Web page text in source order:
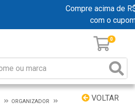
Compre acima de
com o
0
VOLTAR
ORGANIZADOR